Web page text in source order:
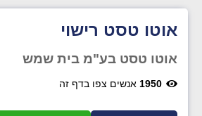
אוטו טסט רישוי
אוטו טסט בע"מ בית שמש
1950 אנשים צפו בדף זה